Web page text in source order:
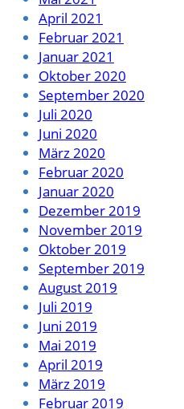
April 2021
Februar 2021
Januar 2021
Oktober 2020
September 2020
Juli 2020
Juni 2020
März 2020
Februar 2020
Januar 2020
Dezember 2019
November 2019
Oktober 2019
September 2019
August 2019
Juli 2019
Juni 2019
Mai 2019
April 2019
März 2019
Februar 2019